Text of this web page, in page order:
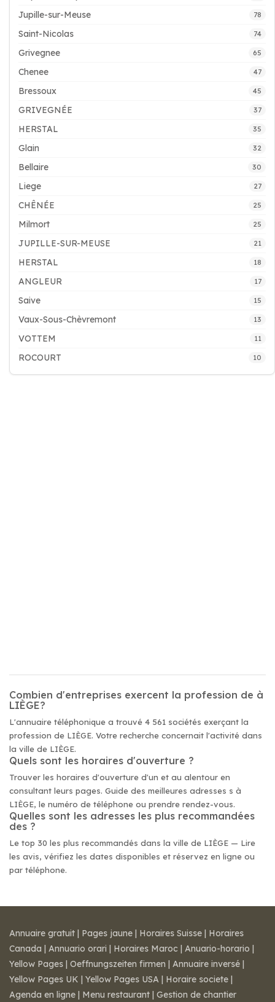
Jupille-sur-Meuse 78
Saint-Nicolas 74
Grivegnee 65
Chenee 47
Bressoux 45
GRIVEGNÉE 37
HERSTAL 35
Glain 32
Bellaire 30
Liege 27
CHÊNÉE 25
Milmort 25
JUPILLE-SUR-MEUSE 21
HERSTAL 18
ANGLEUR 17
Saive 15
Vaux-Sous-Chèvremont 13
VOTTEM 11
ROCOURT 10
Combien d'entreprises exercent la profession de à
LIÈGE?
L'annuaire téléphonique a trouvé 4 561 sociétés exerçant la
profession de LIÈGE. Votre recherche concernait l'activité dans
la ville de LIÈGE.
Quels sont les horaires d'ouverture ?
Trouver les horaires d'ouverture d'un et au alentour en
consultant leurs pages. Guide des meilleures adresses s à
LIÈGE, le numéro de téléphone ou prendre rendez-vous.
Quelles sont les adresses les plus recommandées
des ?
Le top 30 les plus recommandés dans la ville de LIÈGE — Lire
les avis, vérifiez les dates disponibles et réservez en ligne ou
par téléphone.
Annuaire gratuit | Pages jaune | Horaires Suisse | Horaires
Canada | Annuario orari | Horaires Maroc | Anuario-horario |
Yellow Pages | Oeffnungszeiten firmen | Annuaire inversé |
Yellow Pages UK | Yellow Pages USA | Horaire societe |
Agenda en ligne | Menu restaurant | Gestion de chantier